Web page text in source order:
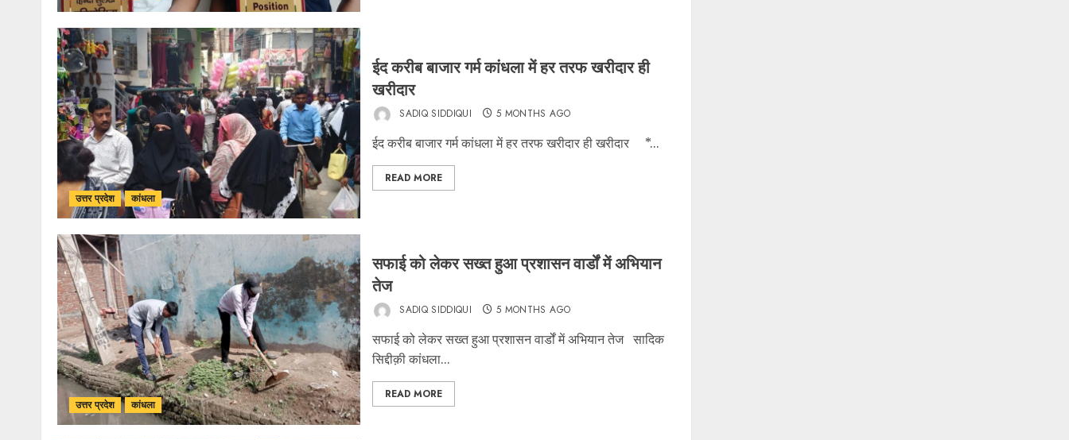
उत्तर प्रदेश कांधला
ईद करीब बाजार गर्म कांधला में हर तरफ खरीदार ही
खरीदार
SADIQ SIDDIQUI 5 MONTHS AGO
ईद करीब बाजार गर्म कांधला में हर तरफ खरीदार ही खरीदार *...
READ MORE
उत्तर प्रदेश कांधला
सफाई को लेकर सख्त हुआ प्रशासन वार्डों में अभियान
तेज
SADIQ SIDDIQUI 5 MONTHS AGO
सफाई को लेकर सख्त हुआ प्रशासन वार्डों में अभियान तेज सादिक
सिद्दीक़ी कांधला...
READ MORE